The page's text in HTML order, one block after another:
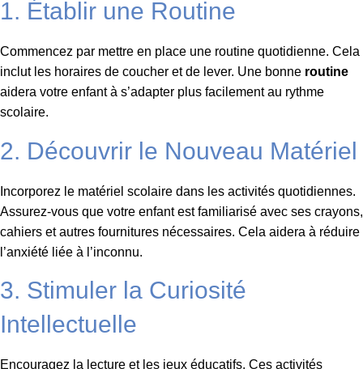
1. Établir une Routine
Commencez par mettre en place une routine quotidienne. Cela
inclut les horaires de coucher et de lever. Une bonne routine
aidera votre enfant à s’adapter plus facilement au rythme
scolaire.
2. Découvrir le Nouveau Matériel
Incorporez le matériel scolaire dans les activités quotidiennes.
Assurez-vous que votre enfant est familiarisé avec ses crayons,
cahiers et autres fournitures nécessaires. Cela aidera à réduire
l’anxiété liée à l’inconnu.
3. Stimuler la Curiosité
Intellectuelle
Encouragez la lecture et les jeux éducatifs. Ces activités